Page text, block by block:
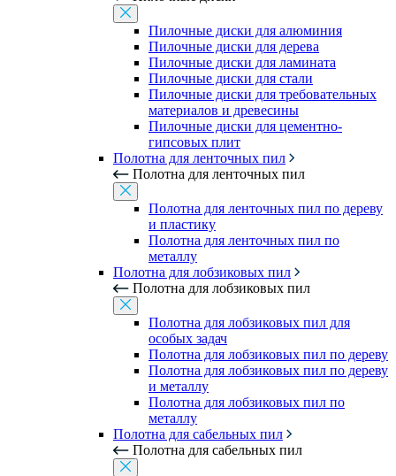
Пилочные диски для алюминия
Пилочные диски для дерева
Пилочные диски для ламината
Пилочные диски для стали
Пилочные диски для требовательных
материалов и древесины
Пилочные диски для цементно-
гипсовых плит
Полотна для ленточных пил
Полотна для ленточных пил
Полотна для ленточных пил по дереву
и пластику
Полотна для ленточных пил по
металлу
Полотна для лобзиковых пил
Полотна для лобзиковых пил
Полотна для лобзиковых пил для
особых задач
Полотна для лобзиковых пил по дереву
Полотна для лобзиковых пил по дереву
и металлу
Полотна для лобзиковых пил по
металлу
Полотна для сабельных пил
Полотна для сабельных пил